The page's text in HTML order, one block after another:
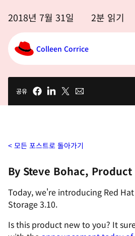
2018년 7월 31일 2분 읽기
Colleen Corrice
공유
모든 포스트로 돌아가기
By Steve Bohac,
Today, we're introducing Red
Storage 3.10.
Is this product new to you? It